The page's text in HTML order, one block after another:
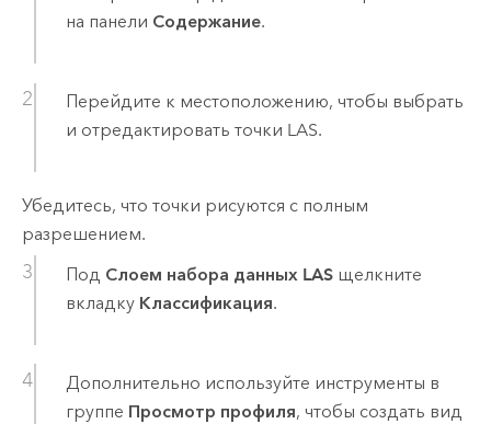
на панели Содержание.
Перейдите к местоположению, чтобы выбрать
и отредактировать точки LAS.
Убедитесь, что точки рисуются с полным
разрешением.
Под Слоем набора данных LASщелкните
вкладку Классификация.
Дополнительно используйте инструменты в
группе Просмотр профиля, чтобы создать вид